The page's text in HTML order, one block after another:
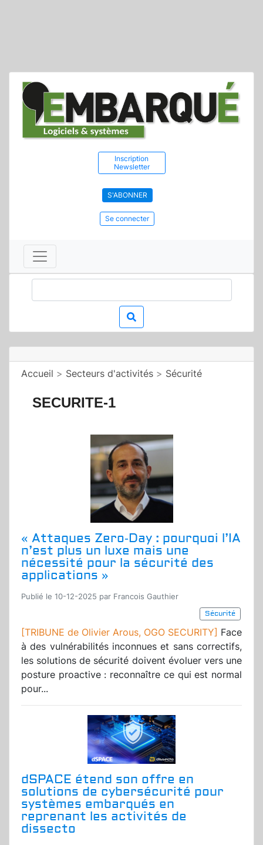
Inscription
Newsletter
S'ABONNER
Se connecter
Accueil > Secteurs d'activités > Sécurité
SECURITE-1
« Attaques Zero‑Day : pourquoi l’IA
n’est plus un luxe mais une
nécessité pour la sécurité des
applications »
Publié le 10-12-2025 par Francois Gauthier
Sécurité
[TRIBUNE de Olivier Arous, OGO SECURITY] Face
à des vulnérabilités inconnues et sans correctifs,
les solutions de sécurité doivent évoluer vers une
posture proactive : reconnaître ce qui est normal
pour...
dSPACE étend son offre en
solutions de cybersécurité pour
systèmes embarqués en
reprenant les activités de
dissecto